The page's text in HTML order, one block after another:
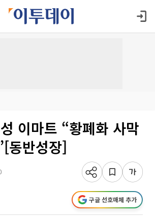
이마트 “황폐화 사막
동반성장]
구글 선호매체 추가